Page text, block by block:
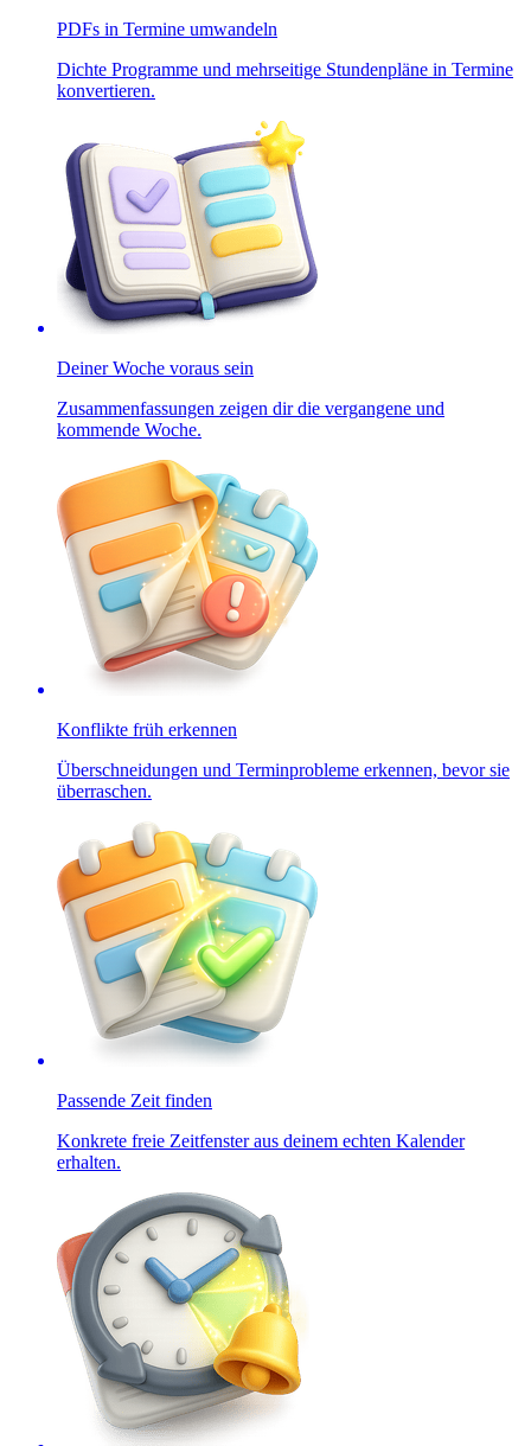
PDFs in Termine umwandeln
Dichte Programme und mehrseitige Stundenpläne in Termine
konvertieren.
Deiner Woche voraus sein
Zusammenfassungen zeigen dir die vergangene und
kommende Woche.
Konflikte früh erkennen
Überschneidungen und Terminprobleme erkennen, bevor sie
überraschen.
Passende Zeit finden
Konkrete freie Zeitfenster aus deinem echten Kalender
erhalten.